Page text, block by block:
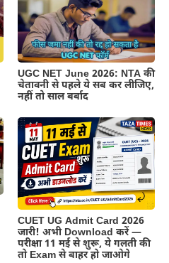
UGC NET June 2026: NTA की
चेतावनी से पहले ये सब कर लीजिए,
नहीं तो साल बर्बाद
CUET UG Admit Card 2026
जारी! अभी Download करें —
परीक्षा 11 मई से शुरू, ये गलती की
तो Exam से बाहर हो जाओगे